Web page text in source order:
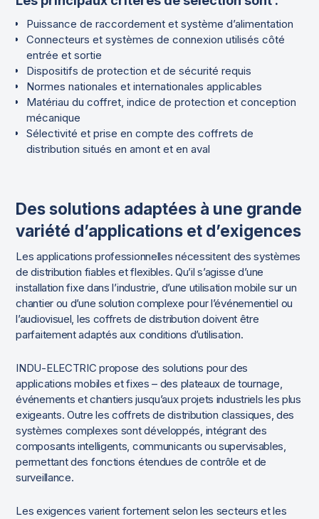
Puissance de raccordement et système d’alimentation
Connecteurs et systèmes de connexion utilisés côté
entrée et sortie
Dispositifs de protection et de sécurité requis
Normes nationales et internationales applicables
Matériau du coffret, indice de protection et conception
mécanique
Sélectivité et prise en compte des coffrets de
distribution situés en amont et en aval
Des solutions adaptées à une grande
variété d’applications et d’exigences
Les applications professionnelles nécessitent des systèmes
de distribution fiables et flexibles. Qu’il s’agisse d’une
installation fixe dans l’industrie, d’une utilisation mobile sur un
chantier ou d’une solution complexe pour l’événementiel ou
l’audiovisuel, les coffrets de distribution doivent être
parfaitement adaptés aux conditions d’utilisation.
INDU-ELECTRIC propose des solutions pour des
applications mobiles et fixes – des plateaux de tournage,
événements et chantiers jusqu’aux projets industriels les plus
exigeants. Outre les coffrets de distribution classiques, des
systèmes complexes sont développés, intégrant des
composants intelligents, communicants ou supervisables,
permettant des fonctions étendues de contrôle et de
surveillance.
Les exigences varient fortement selon les secteurs et les